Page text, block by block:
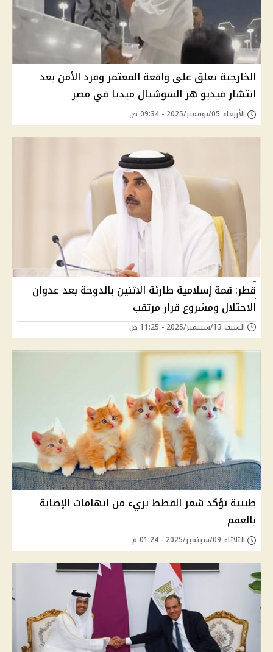
الخارجية تعلق على واقعة المعتمر وفرد الأمن بعد
انتشار فيديو هز السوشيال ميديا في مصر
الأربعاء 05/نوفمبر/2025 - 09:34 ص
قطر: قمة إسلامية طارئة الاثنين بالدوحة بعد عدوان
الاحتلال ومشروع قرار مرتقب
السبت 13/سبتمبر/2025 - 11:25 ص
طبيبة تؤكد شعر القطط بريء من اتهامات الإصابة
بالعقم
الثلاثاء 09/سبتمبر/2025 - 01:24 م